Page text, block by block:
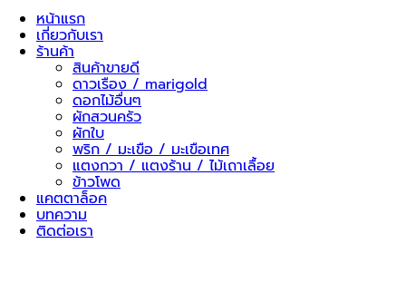
หน้าแรก
เกี่ยวกับเรา
ร้านค้า
สินค้าขายดี
ดาวเรือง / marigold
ดอกไม้อื่นๆ
ผักสวนครัว
ผักใบ
พริก / มะเขือ / มะเขือเทศ
แตงกวา / แตงร้าน / ไม้เถาเลื้อย
ข้าวโพด
แคตตาล็อค
บทความ
ติดต่อเรา